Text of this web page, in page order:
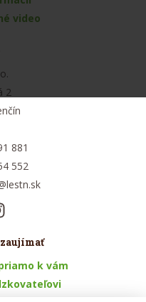
video
2
881
552
k vám